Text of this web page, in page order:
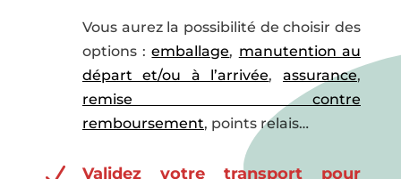
Vous aurez la possibilité de choisir des
options :emballage, manutention au
départ et/ou à l’arrivée, assurance,
remise contre
remboursement, points relais…
Validez votre transport pour